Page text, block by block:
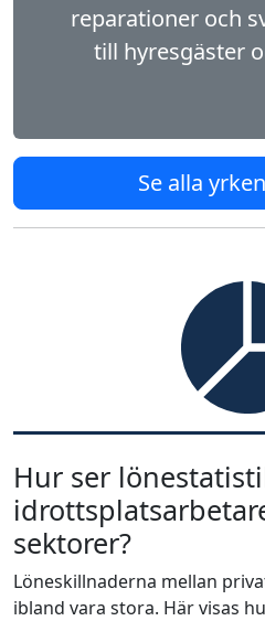
reparationer och
till hyresgäster
Se alla
Hur ser
sektorer?
Löneskillnaderna mellan
ibland vara stora. Här visas